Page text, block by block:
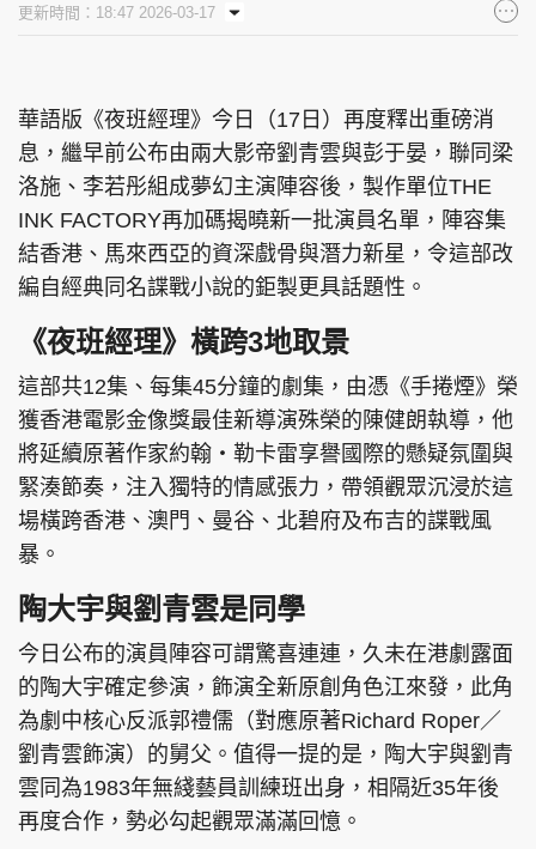
更新時間：18:47 2026-03-17
華語版《夜班經理》今日（17日）再度釋出重磅消
息，繼早前公布由兩大影帝劉青雲與彭于晏，聯同梁
洛施、李若彤組成夢幻主演陣容後，製作單位THE
INK FACTORY再加碼揭曉新一批演員名單，陣容集
結香港、馬來西亞的資深戲骨與潛力新星，令這部改
編自經典同名諜戰小說的鉅製更具話題性。
《夜班經理》橫跨3地取景
這部共12集、每集45分鐘的劇集，由憑《手捲煙》榮
獲香港電影金像獎最佳新導演殊榮的陳健朗執導，他
將延續原著作家約翰・勒卡雷享譽國際的懸疑氛圍與
緊湊節奏，注入獨特的情感張力，帶領觀眾沉浸於這
場橫跨香港、澳門、曼谷、北碧府及布吉的諜戰風
暴。
陶大宇與劉青雲是同學
今日公布的演員陣容可謂驚喜連連，久未在港劇露面
的陶大宇確定參演，飾演全新原創角色江來發，此角
為劇中核心反派郭禮儒（對應原著Richard Roper／
劉青雲飾演）的舅父。值得一提的是，陶大宇與劉青
雲同為1983年無綫藝員訓練班出身，相隔近35年後
再度合作，勢必勾起觀眾滿滿回憶。